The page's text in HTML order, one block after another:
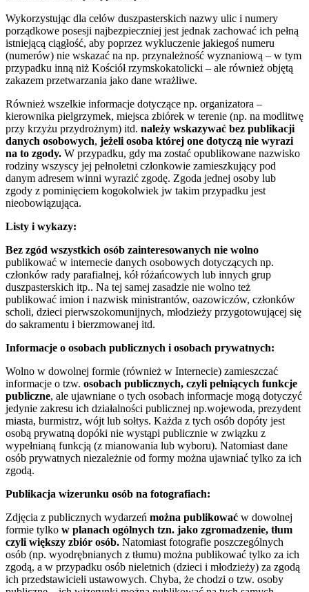
Wykorzystując dla celów duszpasterskich nazwy ulic i numery
porządkowe posesji najbezpieczniej jest jednak zachować ich pełną
istniejącą ciągłość, aby poprzez wykluczenie jakiegoś numeru
(numerów) nie wskazać na np. przynależność wyznaniową – w tym
przypadku inną niż Kościół rzymskokatolicki – ale również objętą
zakazem przetwarzania jako dane wrażliwe.
Również wszelkie informacje dotyczące np. organizatora –
kierownika pielgrzymek, miejsca zbiórek w terenie (np. na modlitwę
przy krzyżu przydrożnym) itd. należy wskazywać bez publikacji
danych osobowych, jeżeli osoba której one dotyczą nie wyrazi
na to zgody. W przypadku, gdy ma zostać opublikowane nazwisko
rodziny wszyscy jej pełnoletni członkowie zamieszkujący pod
danym adresem winni wyrazić zgodę. Zgoda jednej osoby lub
zgody z pominięciem kogokolwiek jw takim przypadku jest
nieobowiązująca.
Listy i wykazy:
Bez zgód wszystkich osób zainteresowanych nie wolno
publikować w internecie danych osobowych dotyczących np.
członków rady parafialnej, kół różańcowych lub innych grup
duszpasterskich itp.. Na tej samej zasadzie nie wolno też
publikować imion i nazwisk ministrantów, oazowiczów, członków
scholi, dzieci pierwszokomunijnych, młodzieży przygotowującej się
do sakramentu i bierzmowanej itd.
Informacje o osobach publicznych i osobach prywatnych:
Wolno w dowolnej formie (również w Internecie) zamieszczać
informacje o tzw. osobach publicznych, czyli pełniących funkcje
publiczne, ale ujawniane o tych osobach informacje mogą dotyczyć
jedynie zakresu ich działalności publicznej np.wojewoda, prezydent
miasta, burmistrz, wójt lub sołtys. Każda z tych osób dopóty jest
osobą prywatną dopóki nie wystąpi publicznie w związku z
wypełnianą funkcją (z mianowania lub wyboru). Natomiast dane
osób prywatnych niezależnie od formy można ujawniać tylko za ich
zgodą.
Publikacja wizerunku osób na fotografiach:
Zdjęcia z publicznych wydarzeń można publikować w dowolnej
formie tylko w planach ogólnych tzn. jako zgromadzenie, tłum
czyli większy zbiór osób. Natomiast fotografie poszczególnych
osób (np. wyodrębnianych z tłumu) można publikować tylko za ich
zgodą, a w przypadku osób nieletnich (dzieci i młodzieży) za zgodą
ich przedstawicieli ustawowych. Chyba, że chodzi o tzw. osoby